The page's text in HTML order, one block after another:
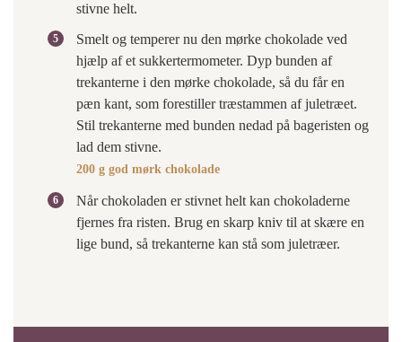
stivne helt.
Smelt og temperer nu den mørke chokolade ved
hjælp af et sukkertermometer. Dyp bunden af
trekanterne i den mørke chokolade, så du får en
pæn kant, som forestiller træstammen af juletræet.
Stil trekanterne med bunden nedad på bageristen og
lad dem stivne.
200 g god mørk chokolade
Når chokoladen er stivnet helt kan chokoladerne
fjernes fra risten. Brug en skarp kniv til at skære en
lige bund, så trekanterne kan stå som juletræer.